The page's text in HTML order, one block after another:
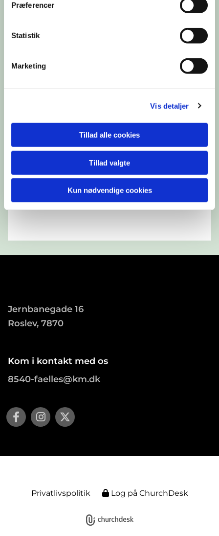
Præferencer
Statistik
Marketing
Vis detaljer
Tillad alle cookies
Tillad valgte
Kun nødvendige cookies
Jernbanegade 16
Roslev, 7870
Kom i kontakt med os
8540-faelles@km.dk
Privatlivspolitik Log på ChurchDesk